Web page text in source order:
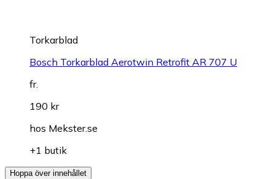
Torkarblad
Bosch Torkarblad Aerotwin Retrofit AR 707 U
fr.
190 kr
hos Mekster.se
+1 butik
Hoppa över innehållet